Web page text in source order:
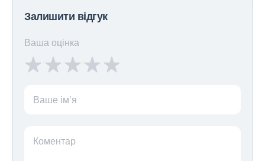
Залишити відгук
Ваша оцінка
Ваше ім’я
Коментар